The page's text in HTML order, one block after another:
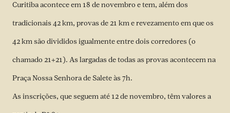
Curitiba acontece em 18 de novembro e tem, além dos
tradicionais 42 km, provas de 21 km e revezamento em que os
42 km são divididos igualmente entre dois corredores (o
chamado 21+21). As largadas de todas as provas acontecem na
Praça Nossa Senhora de Salete às 7h.
As inscrições, que seguem até 12 de novembro, têm valores a